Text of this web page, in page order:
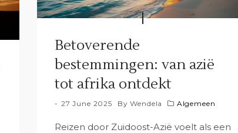
Betoverende
bestemmingen: van azië
tot afrika ontdekt
27 June 2025 ByWendela Algemeen
Reizen door Zuidoost-Azië voelt als een